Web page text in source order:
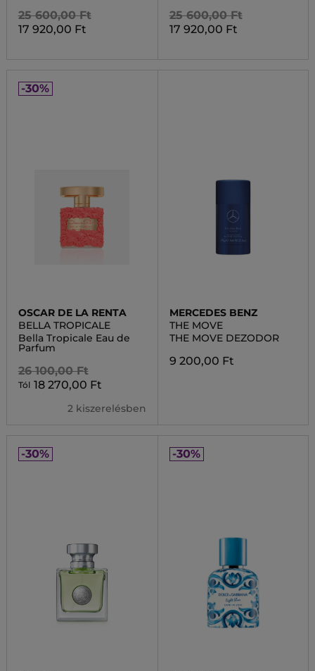
25 600,00 Ft
17 920,00 Ft
25 600,00 Ft
17 920,00 Ft
-30%
OSCAR DE LA RENTA
BELLA TROPICALE
Bella Tropicale Eau de
Parfum
26 100,00 Ft
Tól 18 270,00 Ft
2 kiszerelésben
MERCEDES BENZ
THE MOVE
THE MOVE DEZODOR
9 200,00 Ft
-30% -30%